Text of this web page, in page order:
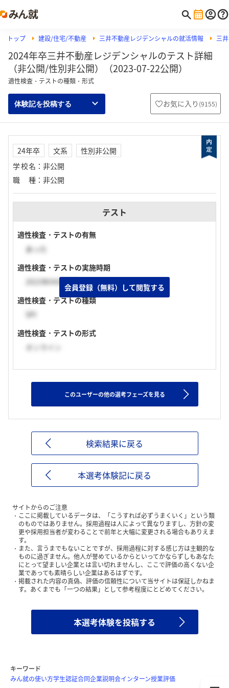
トップ 建設/住宅/不動産 三井不動産レジデンシャルの就活情報 三
2024年卒三井不動産レジデンシャルのテスト詳細
（非公開/性別非公開）（2023-07-22公開）
適性検査・テストの種類・形式
体験記を投稿する お気に入り (9155)
24年卒 文系
性別非公開
学校名 ： 非公開
職種 ： 非公開
テスト
適性検査・テストの有無
あった
適性検査・テストの実施時期
2023年04月中旬
適性検査・テストの種類
SPI
適性検査・テストの形式
オンライン
会員登録（無料）して閲覧する
このユーザーの他の選考フェーズを見る
検索結果に戻る
本選考体験記に戻る
サイトからのご注意
ここに掲載しているデータは、「こうすれば必ずうまくいく」という類
のものではありません。採用過程は人によって異なりますし、方針の変
更や採用担当者が変わることで前年と大幅に変更される場合もありえま
す。
また、言うまでもないことですが、採用過程に対する感じ方は主観的な
ものに過ぎません。他人が誉めているからといってかならずしもあなた
にとって望ましい企業とは言い切れませんし、ここで評価の高くない企
業であっても素晴らしい企業はあるはずです。
掲載された内容の真偽、評価の信頼性について当サイトは保証しかねま
す。あくまでも「一つの結果」として参考程度にとどめてください。
本選考体験を投稿する
キーワード
みん就の使い方学生認証合同企業説明会インターン授業評価